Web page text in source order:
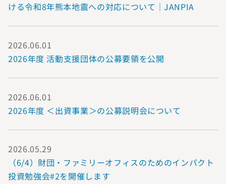
ける令和8年熊本地震への対応について｜JANPIA
2026.06.01
2026年度 活動支援団体の公募要領を公開
2026.06.01
2026年度 ＜出資事業＞の公募説明会について
2026.05.29
（6/4）財団・ファミリーオフィスのためのインパクト
投資勉強会#2を開催します